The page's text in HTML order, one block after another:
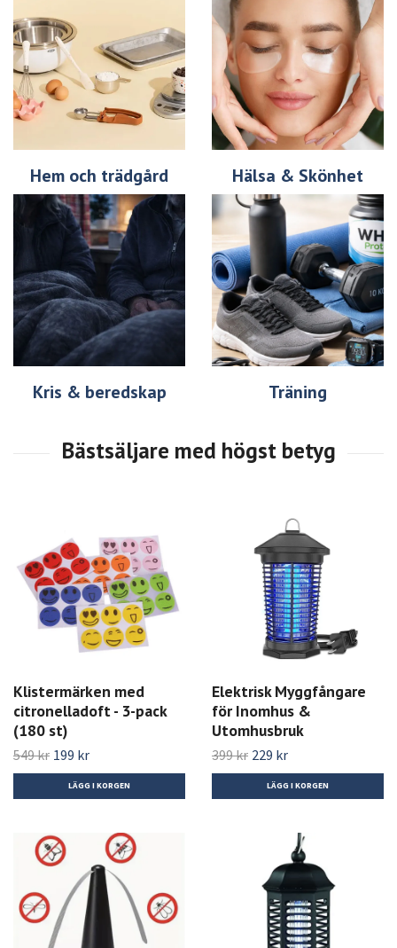
Hem och trädgård Hälsa & Skönhet
Kris & beredskap Träning
Klistermärken med
citronelladoft - 3-pack
(180 st)
549 kr 199 kr
Elektrisk Myggfångare
för Inomhus &
Utomhusbruk
399 kr 229 kr